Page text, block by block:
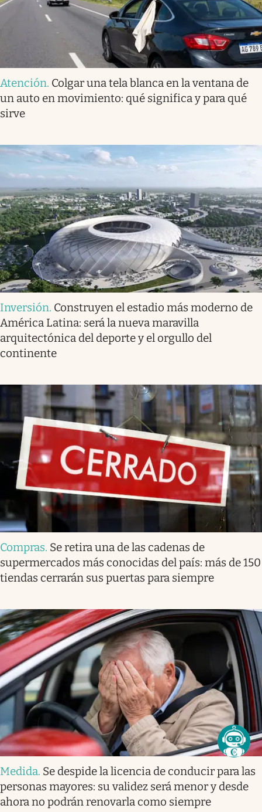
Atención. Colgar una tela blanca en la ventana de
un auto en movimiento: qué significa y para qué
sirve
Inversión. Construyen el estadio más moderno de
América Latina: será la nueva maravilla
arquitectónica del deporte y el orgullo del
continente
Compras. Se retira una de las cadenas de
supermercados más conocidas del país: más de 150
tiendas cerrarán sus puertas para siempre
Medida. Se despide la licencia de conducir para las
personas mayores: su validez será menor y desde
ahora no podrán renovarla como siempre